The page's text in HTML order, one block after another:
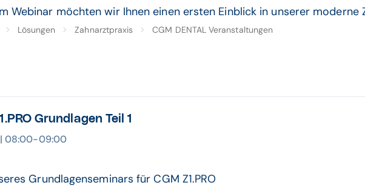
Webinar möchten wir Ihnen einen ersten Einblick in unserer moderne
Lösungen Zahnarztpraxis CGM DENTAL Veranstaltungen
Grundlagen Teil 1
| 08:00-09:00
Grundlagenseminars für CGM Z1.PRO